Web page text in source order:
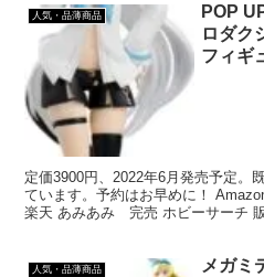
人気・品薄商品
POP
ロダク
フィギ
定価3900円、2022年6月発売予定。
ています。予約はお早めに！
楽天 あみあみ 完売 ホビーサーチ
人気・品薄商品
メガミ